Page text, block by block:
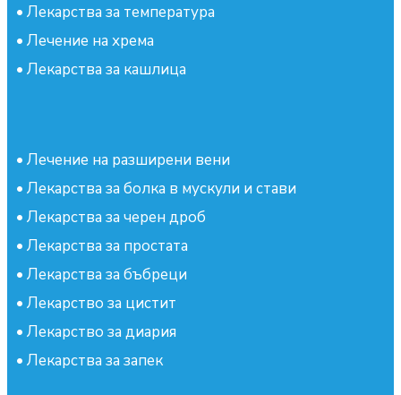
• Лекарства за температура
• Лечение на хрема
• Лекарства за кашлица
• Лечение на разширени вени
• Лекарства за болка в мускули и стави
• Лекарства за черен дроб
• Лекарства за простата
• Лекарства за бъбреци
• Лекарство за цистит
• Лекарство за диария
• Лекарства за запек